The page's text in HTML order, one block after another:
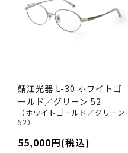
鯖江光器 L-30 ホワイトゴ
ールド／グリーン 52
（ホワイトゴールド／グリーン
52）
55,000円(税込)